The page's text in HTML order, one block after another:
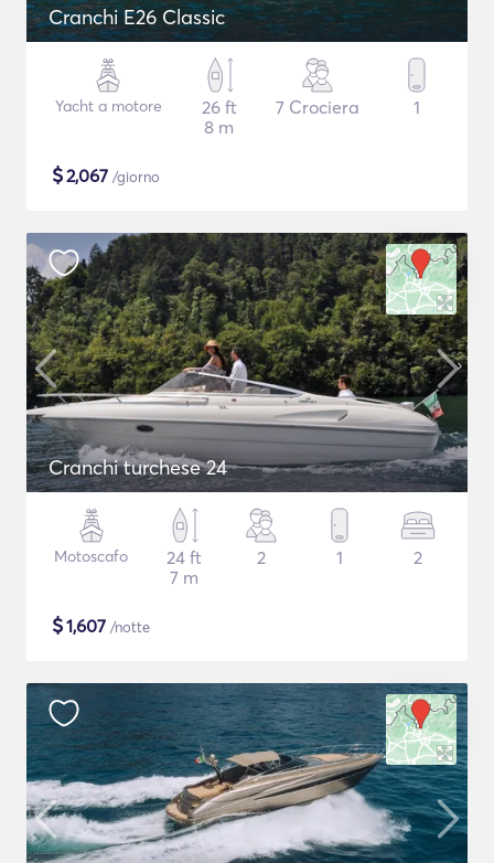
Cranchi E26 Classic
Yacht a motore
26 ft
8 m
7 Crociera 1
$2,067 /giorno
Cranchi turchese 24
Motoscafo
24 ft
7 m
2 1 2
$1,607 /notte